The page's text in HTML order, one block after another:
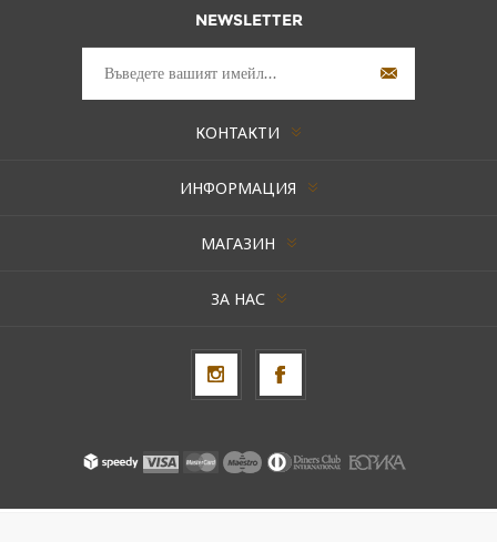
NEWSLETTER
КОНТАКТИ
ИНФОРМАЦИЯ
МАГАЗИН
ЗА НАС